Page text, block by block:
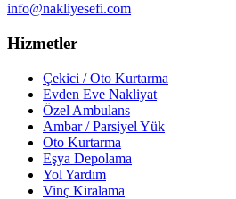
info@nakliyesefi.com
Hizmetler
Çekici / Oto Kurtarma
Evden Eve Nakliyat
Özel Ambulans
Ambar / Parsiyel Yük
Oto Kurtarma
Eşya Depolama
Yol Yardım
Vinç Kiralama